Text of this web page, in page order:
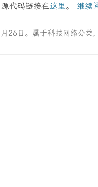
源代码链接在这里 。 继续
26日 。属于科技网络分类